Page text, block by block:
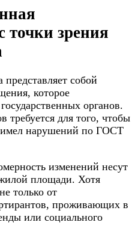
точки зрения
собой
которое
органов.
для того, чтобы
нарушений по ГОСТ
изменений несут
площади. Хотя
только от
проживающих в
или социального